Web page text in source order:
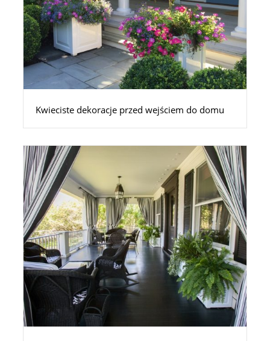
Kwieciste dekoracje przed wejściem do domu